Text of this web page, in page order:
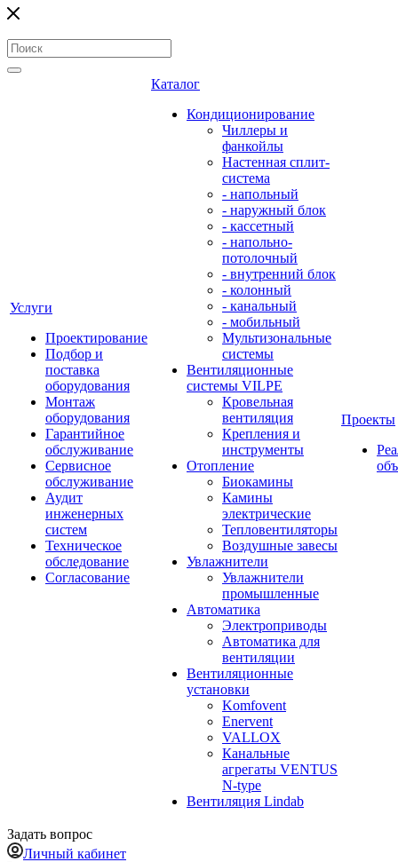
Услуги
Проектирование
Подбор и
поставка
оборудования
Монтаж
оборудования
Гарантийное
обслуживание
Сервисное
обслуживание
Аудит
инженерных
систем
Техническое
обследование
Согласование
Каталог
Кондиционирование
Чиллеры и
фанкойлы
Настенная сплит-
система
- напольный
- наружный блок
- кассетный
- напольно-
потолочный
- внутренний блок
- колонный
- канальный
- мобильный
Мультизональные
системы
Вентиляционные
системы VILPE
Кровельная
вентиляция
Крепления и
инструменты
Отопление
Биокамины
Камины
электрические
Тепловентиляторы
Воздушные завесы
Увлажнители
Увлажнители
промышленные
Автоматика
Электроприводы
Автоматика для
вентиляции
Вентиляционные
установки
Komfovent
Enervent
VALLOX
Канальные
агрегаты VENTUS
N-type
Вентиляция Lindab
Проекты
Задать вопрос
Личный кабинет